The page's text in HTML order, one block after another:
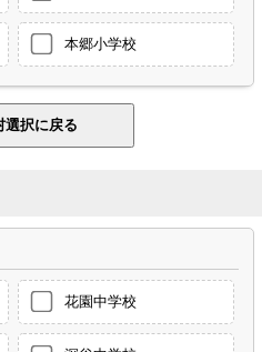
本郷小学校
花園中学校